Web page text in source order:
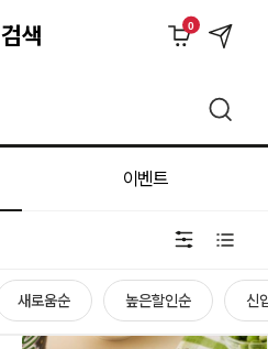
검색 0
이벤트
새로움순 높은할인순 신